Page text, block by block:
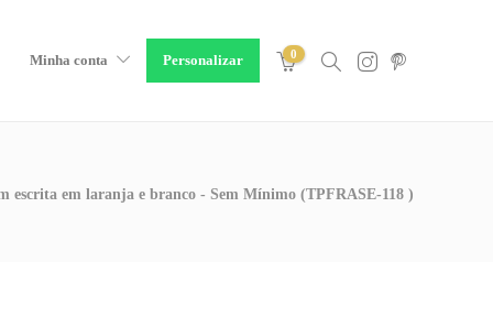
Minha conta Personalizar 0
em laranja e branco - Sem Mínimo (TPFRASE-118 )